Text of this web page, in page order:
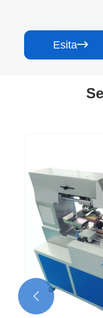
Esita
Automaatne 2
masin
Vaata rohkem
